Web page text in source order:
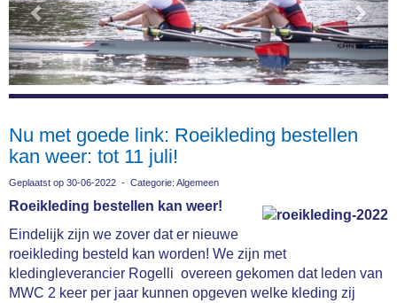
Nu met goede link: Roeikleding bestellen
kan weer: tot 11 juli!
Geplaatst op 30-06-2022 - Categorie: Algemeen
Roeikleding bestellen kan weer!
Eindelijk zijn we zover dat er nieuwe
roeikleding besteld kan worden! We zijn met
kledingleverancier Rogelli overeen gekomen dat leden van
MWC 2 keer per jaar kunnen opgeven welke kleding zij